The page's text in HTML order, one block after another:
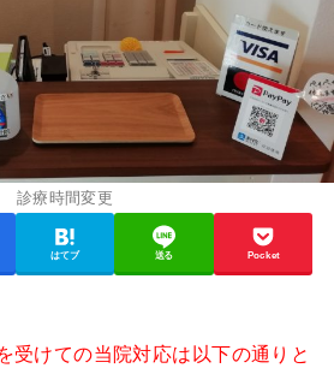
診療時間変更
はてブ 送る Pocket
受けての当院対応は以下の通りと